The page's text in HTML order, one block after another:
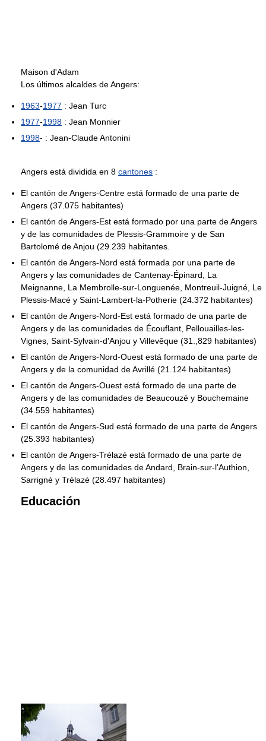
Maison d'Adam
Los últimos alcaldes de Angers:
1963-1977 : Jean Turc
1977-1998 : Jean Monnier
1998- : Jean-Claude Antonini
Angers está dividida en 8 cantones :
El cantón de Angers-Centre está formado de una parte de
Angers (37.075 habitantes)
El cantón de Angers-Est está formado por una parte de Angers
y de las comunidades de Plessis-Grammoire y de San
Bartolomé de Anjou (29.239 habitantes.
El cantón de Angers-Nord está formada por una parte de
Angers y las comunidades de Cantenay-Épinard, La
Meignanne, La Membrolle-sur-Longuenée, Montreuil-Juigné, Le
Plessis-Macé y Saint-Lambert-la-Potherie (24.372 habitantes)
El cantón de Angers-Nord-Est está formado de una parte de
Angers y de las comunidades de Écouflant, Pellouailles-les-
Vignes, Saint-Sylvain-d'Anjou y Villevêque (31.,829 habitantes)
El cantón de Angers-Nord-Ouest está formado de una parte de
Angers y de la comunidad de Avrillé (21.124 habitantes)
El cantón de Angers-Ouest está formado de una parte de
Angers y de las comunidades de Beaucouzé y Bouchemaine
(34.559 habitantes)
El cantón de Angers-Sud está formado de una parte de Angers
(25.393 habitantes)
El cantón de Angers-Trélazé está formado de una parte de
Angers y de las comunidades de Andard, Brain-sur-l'Authion,
Sarrigné y Trélazé (28.497 habitantes)
Educación